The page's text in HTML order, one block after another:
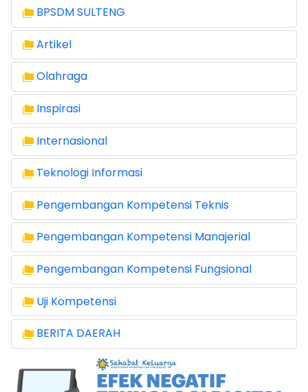
BPSDM SULTENG
Artikel
Olahraga
Inspirasi
Internasional
Teknologi Informasi
Pengembangan Kompetensi Teknis
Pengembangan Kompetensi Manajerial
Pengembangan Kompetensi Fungsional
Uji Kompetensi
BERITA DAERAH